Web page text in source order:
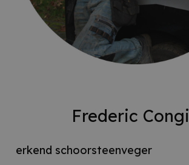
Frederic
erkend schoorsteenveger